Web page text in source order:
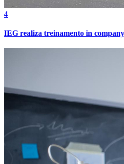
4
IEG realiza treinamento in